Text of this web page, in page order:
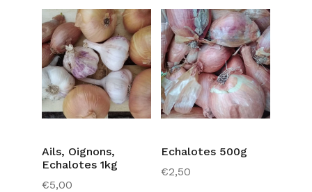
Ails, Oignons,
Echalotes 1kg
€5,00
Echalotes 500g
€2,50